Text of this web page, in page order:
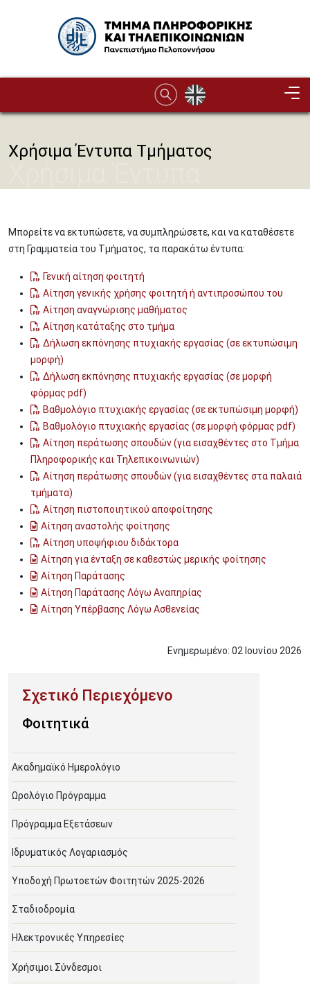
Image
Χρήσιμα Έντυπα Τμήματος
Μπορείτε να εκτυπώσετε, να συμπληρώσετε, και να καταθέσετε
στη Γραμματεία του Τμήματος, τα παρακάτω έντυπα:
Γενική αίτηση φοιτητή
Αίτηση γενικής χρήσης φοιτητή ή αντιπροσώπου του
Αίτηση αναγνώρισης μαθήματος
Αίτηση κατάταξης στο τμήμα
Δήλωση εκπόνησης πτυχιακής εργασίας (σε εκτυπώσιμη
μορφή)
Δήλωση εκπόνησης πτυχιακής εργασίας (σε μορφή
φόρμας pdf)
Βαθμολόγιο πτυχιακής εργασίας (σε εκτυπώσιμη μορφή)
Βαθμολόγιο πτυχιακής εργασίας (σε μορφή φόρμας pdf)
Αίτηση περάτωσης σπουδών (για εισαχθέντες στο Τμήμα
Πληροφορικής και Τηλεπικοινωνιών)
Αίτηση περάτωσης σπουδών (για εισαχθέντες στα παλαιά
τμήματα)
Αίτηση πιστοποιητικού αποφοίτησης
Αίτηση αναστολής φοίτησης
Αίτηση υποψήφιου διδάκτορα
Αίτηση για ένταξη σε καθεστώς μερικής φοίτησης
Αίτηση Παράτασης
Αίτηση Παράτασης Λόγω Αναπηρίας
Αίτηση Υπέρβασης Λόγω Ασθενείας
Ενημερωμένο: 02 Ιουνίου 2026
Φοιτητικά
Ακαδημαϊκό Ημερολόγιο
Ωρολόγιο Πρόγραμμα
Πρόγραμμα Εξετάσεων
Ιδρυματικός Λογαριασμός
Υποδοχή Πρωτοετών Φοιτητών 2025-2026
Σταδιοδρομία
Ηλεκτρονικές Υπηρεσίες
Χρήσιμοι Σύνδεσμοι